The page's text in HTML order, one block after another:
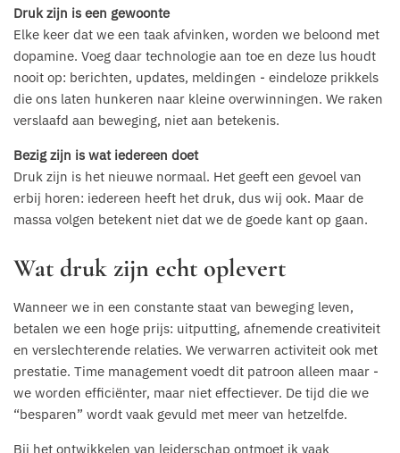
Druk zijn is een gewoonte
Elke keer dat we een taak afvinken, worden we beloond met
dopamine. Voeg daar technologie aan toe en deze lus houdt
nooit op: berichten, updates, meldingen - eindeloze prikkels
die ons laten hunkeren naar kleine overwinningen. We raken
verslaafd aan beweging, niet aan betekenis.
Bezig zijn is wat iedereen doet
Druk zijn is het nieuwe normaal. Het geeft een gevoel van
erbij horen: iedereen heeft het druk, dus wij ook. Maar de
massa volgen betekent niet dat we de goede kant op gaan.
Wat druk zijn echt oplevert
Wanneer we in een constante staat van beweging leven,
betalen we een hoge prijs: uitputting, afnemende creativiteit
en verslechterende relaties. We verwarren activiteit ook met
prestatie. Time management voedt dit patroon alleen maar -
we worden efficiënter, maar niet effectiever. De tijd die we
“besparen” wordt vaak gevuld met meer van hetzelfde.
Bij het ontwikkelen van leiderschap ontmoet ik vaak